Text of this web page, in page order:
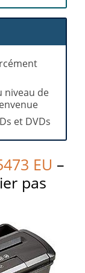
niveau de
et DVDs
EU –
pas